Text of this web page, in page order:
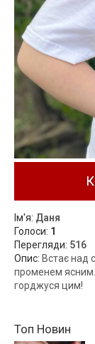
Ім'я: Даня
Голоси: 1
Перегляди: 516
Опис: Встає над
променем ясним.
горджуся цим!
Топ Новин